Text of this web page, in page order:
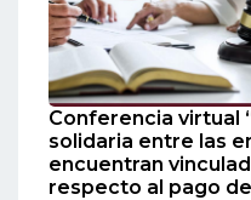
Conferencia virtual
solidaria entre las
encuentran
respecto al pago